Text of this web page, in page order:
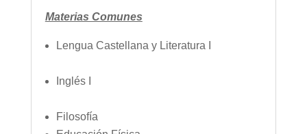
Materias Comunes
Lengua Castellana y Literatura I
Inglés I
Filosofía